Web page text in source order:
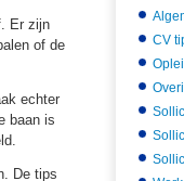
Er zijn
of de
echter
baan is
De tips
CV